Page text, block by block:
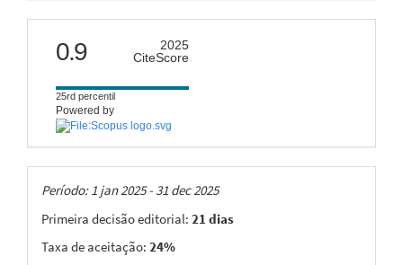
citescore
0.9
2025
CiteScore
25rd percentil
Powered by
Taxas
Período: 1 jan 2025 - 31 dec 2025
Primeira decisão editorial: 21 dias
Taxa de aceitação: 24%